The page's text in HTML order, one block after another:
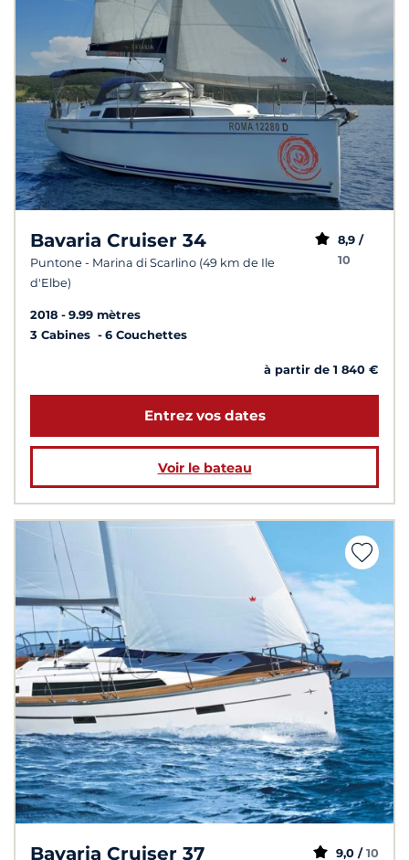
Bavaria Cruiser 34
Puntone - Marina di Scarlino (49 km de Ile
d'Elbe)
8,9 /
10
2018
9.99 mètres
3 Cabines
6 Couchettes
à partir de 1 840 €
Entrez vos dates
Voir le bateau
Bavaria Cruiser 37 9,0 / 10